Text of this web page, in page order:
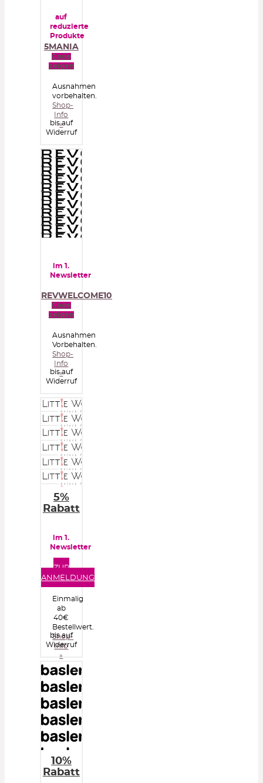
auf
reduzierte
Produkte
5MANIA
Code
zeigen
Ausnahmen
vorbehalten.
Shop-
Info
»
bis auf
Widerruf
im 1.
Newsletter
REVWELCOME10
Code
zeigen
Ausnahmen
Vorbehalten.
Shop-
Info
»
bis auf
Widerruf
5%
Rabatt
im 1.
Newsletter
ZUR
ANMELDUNG
Einmalig
ab
40€
Bestellwert.
Shop-
Info
»
bis auf
Widerruf
10%
Rabatt